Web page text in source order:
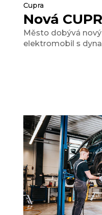
Cupra
Nová
Město dobývá
elektromobil s